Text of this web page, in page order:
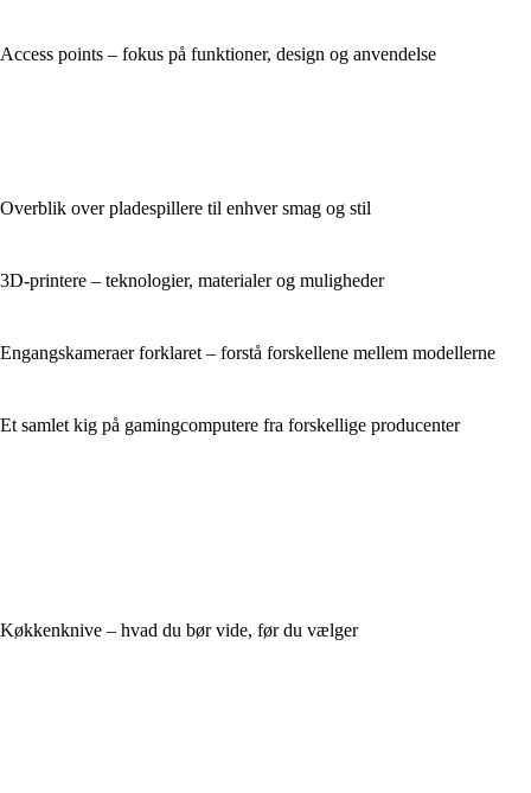
Access points – fokus på funktioner, design og anvendelse
Overblik over pladespillere til enhver smag og stil
3D-printere – teknologier, materialer og muligheder
Engangskameraer forklaret – forstå forskellene mellem modellerne
Et samlet kig på gamingcomputere fra forskellige producenter
Køkkenknive – hvad du bør vide, før du vælger